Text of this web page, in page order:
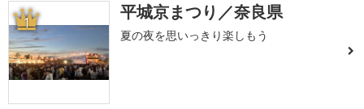
1 平城京まつり／奈良県
夏の夜を思いっきり楽しもう